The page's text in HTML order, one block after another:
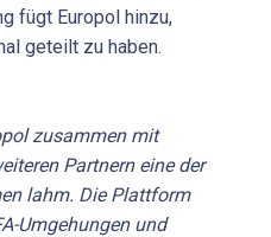
fügt Europol hinzu,
geteilt zu haben.
zusammen mit
Partnern eine der
lahm. Die Plattform
Umgehungen und